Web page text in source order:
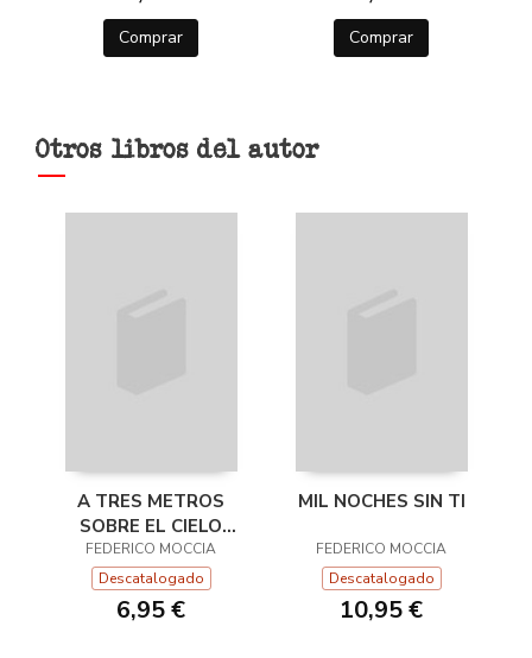
Comprar Comprar
Otros libros del autor
A TRES METROS
SOBRE EL CIELO
(EDICIÓN ORIGINAL)
FEDERICO MOCCIA
Descatalogado
6,95 €
MIL NOCHES SIN TI
FEDERICO MOCCIA
Descatalogado
10,95 €